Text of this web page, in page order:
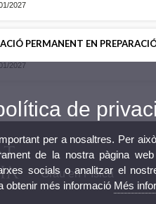
2027
PERMANENT EN
2027
Grau en Física
de
per a nosaltres. Per
de la nostra pàgina
socials o analitzar el
obtenir més informació Més